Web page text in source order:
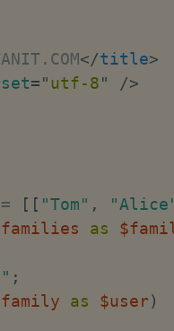
</title>
="utf-8"
/>
= [ [ "Tom" ,
as
;
as $user)